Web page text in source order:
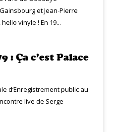
et Jean-Pierre
vinyle ! En 19...
: Ça c’est Palace
d‘Enregistrement public au
live de Serge